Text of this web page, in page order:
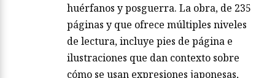
huérfanos y posguerra. La obra, de 235
páginas y que ofrece múltiples niveles
de lectura, incluye pies de página e
ilustraciones que dan contexto sobre
cómo se usan expresiones japonesas,